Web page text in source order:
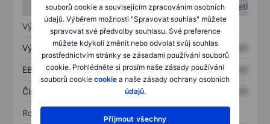
souborů cookie a souvisejícím zpracováním osobních
údajů. Výběrem možnosti "Spravovat souhlas" můžete
spravovat své předvolby souhlasu. Své preference
můžete kdykoli změnit nebo odvolat svůj souhlas
prostřednictvím stránky se zásadami používání souborů
cookie. Prohlédněte si prosím naše zásady používání
souborů cookie cookie a naše zásady ochrany osobních
údajů.
Přijmout všechny
1. čtvrtletí
2. čtvrtletí
Výkaz zisku a ztráty
Výnos XXXXXXX XXXXXXX
EBITDA XXXXXXX XXXXXXX
Čistý příjem XXXXXXX
Rozvaha